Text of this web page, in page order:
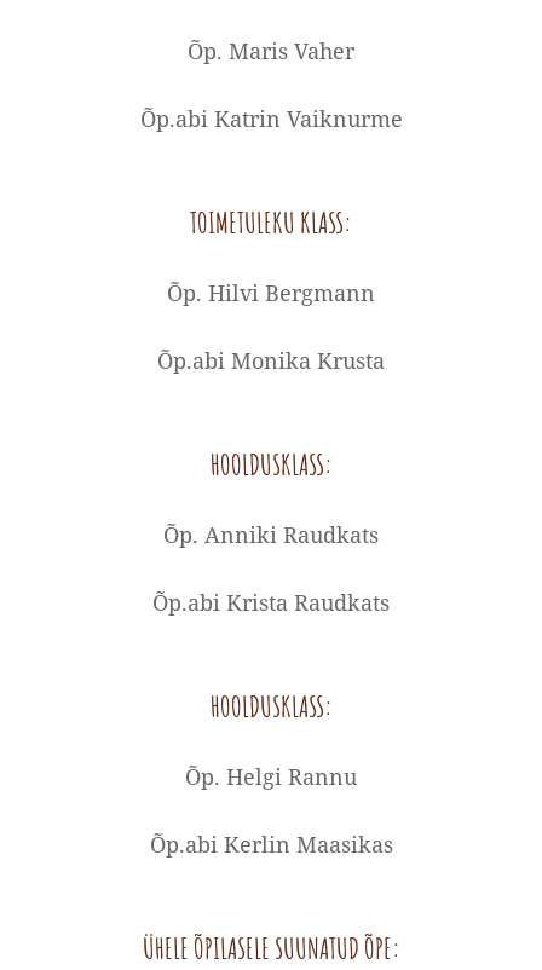
Õp. Maris Vaher
Õp.abi Katrin Vaiknurme
TOIMETULEKU KLASS:
Õp. Hilvi Bergmann
Õp.abi Monika Krusta
HOOLDUSKLASS:
Õp. Anniki Raudkats
Õp.abi Krista Raudkats
HOOLDUSKLASS:
Õp. Helgi Rannu
Õp.abi Kerlin Maasikas
ÜHELE ÕPILASELE SUUNATUD ÕPE: